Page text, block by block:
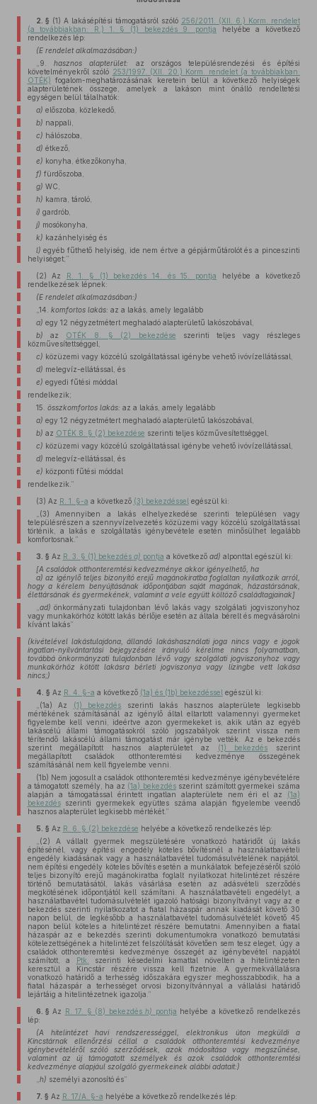
2. § (1) A lakásépítési támogatásról szóló 256/2011. (XII. 6.) Korm. rendelet
(a továbbiakban: R.) 1. § (1) bekezdés 9. pontja helyébe a következő
rendelkezés lép:
(E rendelet alkalmazásában:)
„9. hasznos alapterület:
az országos településrendezési és építési
követelményekről szóló 253/1997. (XII. 20.) Korm. rendelet (a továbbiakban:
OTÉK) fogalom-meghatározásának keretein belül a következő helyiségek
alapterületének összege, amelyek a lakáson mint önálló rendeltetési
egységen belül tálalhatók:
a) előszoba, közlekedő,
b) nappali,
c) hálószoba,
d) étkező,
e) konyha, étkezőkonyha,
f) fürdőszoba,
g) WC,
h) kamra, tároló,
i) gardrób,
j) mosókonyha,
k) kazánhelyiség és
l) egyéb fűthető helyiség, ide nem értve a gépjárműtárolót és a pinceszinti
helyiséget;”
(2) Az R. 1. § (1) bekezdés 14. és 15. pontja helyébe a következő
rendelkezések lépnek:
(E rendelet alkalmazásában:)
„14. komfortos lakás: az a lakás, amely legalább
a) egy 12 négyzetmétert meghaladó alapterületű lakószobával,
b) az OTÉK 8. § (2) bekezdése szerinti teljes vagy részleges
közművesítettséggel,
c) közüzemi vagy közcélú szolgáltatással igénybe vehető ivóvízellátással,
d) melegvíz-ellátással, és
e) egyedi fűtési móddal
rendelkezik;
15. összkomfortos lakás: az a lakás, amely legalább
a) egy 12 négyzetmétert meghaladó alapterületű lakószobával,
b) az OTÉK 8. § (2) bekezdése szerinti teljes közművesítettséggel,
c) közüzemi vagy közcélú szolgáltatással igénybe vehető ivóvízellátással,
d) melegvíz-ellátással, és
e) központi fűtési móddal
rendelkezik.”
(3) Az R. 1. §-a a következő (3) bekezdéssel egészül ki:
„(3) Amennyiben a lakás elhelyezkedése szerinti településen vagy
településrészen a szennyvízelvezetés közüzemi vagy közcélú szolgáltatással
történik, a lakás e szolgáltatás igénybevétele esetén minősülhet legalább
komfortosnak.”
3. § Az R. 3. § (1) bekezdés a) pontja a következő ad) alponttal egészül ki:
[A családok otthonteremtési kedvezménye akkor igényelhető, ha
a) az igénylő teljes bizonyító erejű magánokiratba foglaltan nyilatkozik arról,
hogy a kérelem benyújtásának időpontjában saját magának, házastársának,
élettársának és gyermekének, valamint a vele együtt költöző családtagjainak]
ad) önkormányzati tulajdonban lévő lakás vagy szolgálati jogviszonyhoz
vagy munkakörhöz kötött lakás bérlője esetén az általa bérelt és megvásárolni
kívánt lakás”
(kivételével lakástulajdona, állandó lakáshasználati joga nincs vagy e jogok
ingatlan-nyilvántartási bejegyzésére irányuló kérelme nincs folyamatban,
továbbá önkormányzati tulajdonban lévő vagy szolgálati jogviszonyhoz vagy
munkakörhöz kötött lakásra bérleti jogviszonya vagy lízingbe vett lakása
nincs;)
4. § Az R. 4. §-a a következő (1a) és (1b) bekezdéssel egészül ki:
„(1a) Az
(1) bekezdés szerinti lakás hasznos alapterülete legkisebb
mértékének számításánál az igénylő által eltartott valamennyi gyermeket
figyelembe kell venni, ideértve azon gyermekeket is, akik után az egyéb
lakáscélú állami támogatásokról szóló jogszabályok szerint vissza nem
térítendő lakáscélú állami támogatást már igénybe vették. Az e bekezdés
szerint megállapított hasznos alapterületet az
(1) bekezdés szerint
megállapított családok otthonteremtési kedvezménye összegének
számításánál nem kell figyelembe venni.
(1b) Nem jogosult a családok otthonteremtési kedvezménye igénybevételére
a támogatott személy, ha az (1a) bekezdésszerint számított gyermekei száma
alapján a támogatással érintett ingatlan alapterülete nem éri el az (1a)
bekezdésszerinti gyermekek együttes száma alapján figyelembe veendő
hasznos alapterület legkisebb mértékét.”
5. § Az R. 6. § (2) bekezdése helyébe a következő rendelkezés lép:
„(2) A vállalt gyermek megszületésére vonatkozó határidőt új lakás
építésénél, vagy építési engedély köteles bővítésnél a használatbavételi
engedély kiadásának vagy a használatbavétel tudomásulvételének napjától,
nem építési engedély köteles bővítés esetén a munkálatok befejezéséről szóló
teljes bizonyító erejű magánokiratba foglalt nyilatkozat hitelintézet részére
történő bemutatásától, lakás vásárlása esetén az adásvételi szerződés
megkötésének időpontjától kell számítani. A használatbavételi engedélyt, a
használatbavétel tudomásulvételét igazoló hatósági bizonyítványt vagy az e
bekezdés szerinti nyilatkozatot a fiatal házaspár annak kiadását követő 30
napon belül, de legkésőbb a használatbavétel tudomásulvételét követő 45
napon belül köteles a hitelintézet részére bemutatni. Amennyiben a fiatal
házaspár az e bekezdés szerinti dokumentumokra vonatkozó bemutatási
kötelezettségének a hitelintézet felszólítását követően sem tesz eleget, úgy a
családok otthonteremtési kedvezménye összegét az igénybevétel napjától
számított, a
Ptk.
szerinti késedelmi kamattal növelten a hitelintézeten
keresztül a Kincstár részére vissza kell fizetnie. A gyermekvállalásra
vonatkozó határidő a terhesség időszakára egyszer meghosszabbodik, ha a
fiatal házaspár a terhességet orvosi bizonyítvánnyal a vállalási határidő
lejártáig a hitelintézetnek igazolja.”
6. § Az R. 17. § (8) bekezdésh) pontja helyébe a következő rendelkezés
lép:
(A hitelintézet havi rendszerességgel, elektronikus úton megküldi a
Kincstárnak ellenőrzési céllal a családok otthonteremtési kedvezménye
igénybevételéről szóló szerződések, azok módosítása vagy megszűnése,
valamint az új támogatott személyek és azok családok otthonteremtési
kedvezménye alapjául szolgáló gyermekeinek alábbi adatait:)
h) személyi azonosító és”
7. § Az R. 17/A. §-a helyébe a következő rendelkezés lép: